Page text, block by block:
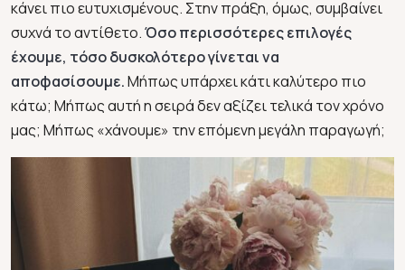
κάνει πιο ευτυχισμένους. Στην πράξη, όμως, συμβαίνει
συχνά το αντίθετο.Όσο περισσότερες επιλογές
έχουμε, τόσο δυσκολότερο γίνεται να
αποφασίσουμε.Μήπως υπάρχει κάτι καλύτερο πιο
κάτω; Μήπως αυτή η σειρά δεν αξίζει τελικά τον χρόνο
μας; Μήπως «χάνουμε» την επόμενη μεγάλη παραγωγή;